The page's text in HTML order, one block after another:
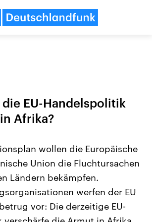
Anhalt
am 6.
neuen
wird das
Koalition aus
USA
Aktuelle Beiträge,
Hintergründe
Wirtschaftlich und
gehören die Vereinigten
den mächtigsten Ländern
mit großem Einfluss auf
EU-Handelspolitik
Afrika?
wollen die Europäische
Union die Fluchtursachen
Ländern bekämpfen.
werfen der EU
vor: Die derzeitige EU-